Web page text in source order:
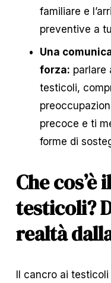
familiare e
preventive a
Una
forza: parlare
testicoli,
precoce e ti
forme di
Che cos’è
testicoli?
realtà
Il cancro ai